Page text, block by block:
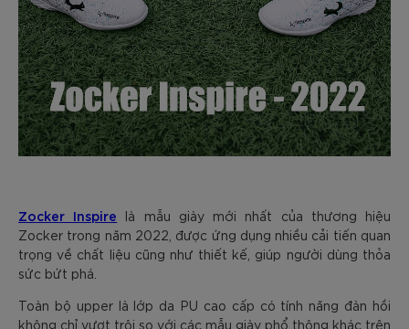
Zocker Inspire là mẫu giày mới nhất của thương hiệu
Zocker trong năm 2022, được ứng dụng nhiều cải tiến quan
trọng về chất liệu cũng như thiết kế, giúp người dùng thỏa
sức bứt phá.
Toàn bộ upper là lớp da PU cao cấp có tính năng đàn hồi
không chỉ vượt trội so với các mẫu giày phổ thông khác trên